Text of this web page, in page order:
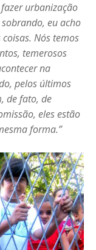
urbanização
eu acho
Nós temos
temerosos
na
pelos últimos
de fato, de
eles estão
forma.”